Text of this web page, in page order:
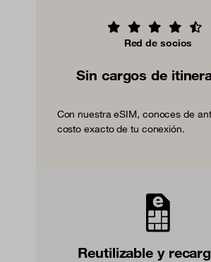
Red de socios
Sin cargos de
Con nuestra eSIM, conoces de
costo exacto de tu conexión.
Reutilizable y